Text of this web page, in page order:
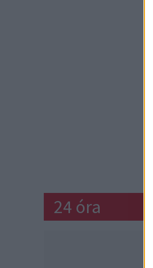
24 óra